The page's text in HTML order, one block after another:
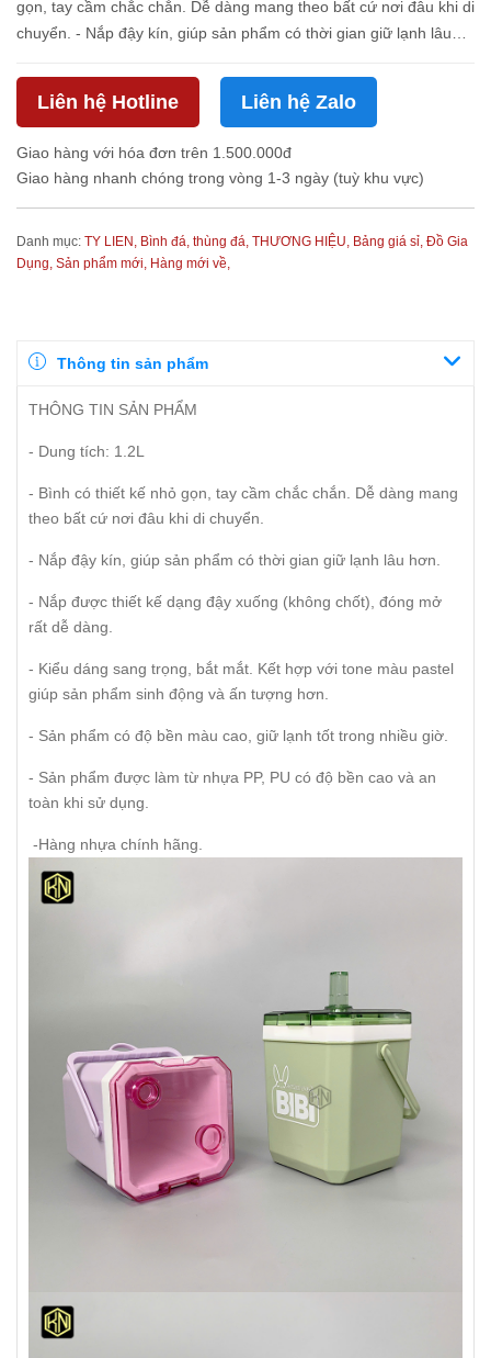
gọn, tay cầm chắc chắn. Dễ dàng mang theo bất cứ nơi đâu khi di
chuyển. - Nắp đậy kín, giúp sản phẩm có thời gian giữ lạnh lâu
Liên hệ Hotline Liên hệ Zalo
Giao hàng với hóa đơn trên 1.500.000đ
Giao hàng nhanh chóng trong vòng 1-3 ngày (tuỳ khu vực)
Danh mục: TY LIEN, Bình đá, thùng đá, THƯƠNG HIỆU, Bảng giá sỉ, Đồ Gia
Dụng, Sản phẩm mới, Hàng mới về,
Thông tin sản phẩm
THÔNG TIN SẢN PHẨM
- Dung tích: 1.2L
- Bình có thiết kế nhỏ gọn, tay cầm chắc chắn. Dễ dàng mang
theo bất cứ nơi đâu khi di chuyển.
- Nắp đậy kín, giúp sản phẩm có thời gian giữ lạnh lâu hơn.
- Nắp được thiết kế dạng đậy xuống (không chốt), đóng mở
rất dễ dàng.
- Kiểu dáng sang trọng, bắt mắt. Kết hợp với tone màu pastel
giúp sản phẩm sinh động và ấn tượng hơn.
- Sản phẩm có độ bền màu cao, giữ lạnh tốt trong nhiều giờ.
- Sản phẩm được làm từ nhựa PP, PU có độ bền cao và an
toàn khi sử dụng.
-Hàng nhựa chính hãng.